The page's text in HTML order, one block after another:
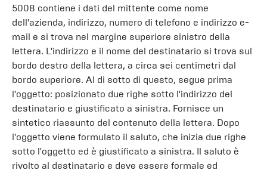
5008 contiene i dati del mittente come nome
dell'azienda, indirizzo, numero di telefono e indirizzo e-
mail e si trova nel margine superiore sinistro della
lettera. L'indirizzo e il nome del destinatario si trova sul
bordo destro della lettera, a circa sei centimetri dal
bordo superiore. Al di sotto di questo, segue prima
l'oggetto: posizionato due righe sotto l'indirizzo del
destinatario e giustificato a sinistra. Fornisce un
sintetico riassunto del contenuto della lettera. Dopo
l'oggetto viene formulato il saluto, che inizia due righe
sotto l'oggetto ed è giustificato a sinistra. Il saluto è
rivolto al destinatario e deve essere formale ed